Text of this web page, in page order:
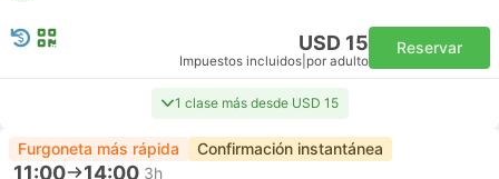
USD 15
Impuestos incluidos por adulto
Reservar
1 clase más desde USD 15
Furgoneta más rápida Confirmación instantánea
11:00 14:00 3h